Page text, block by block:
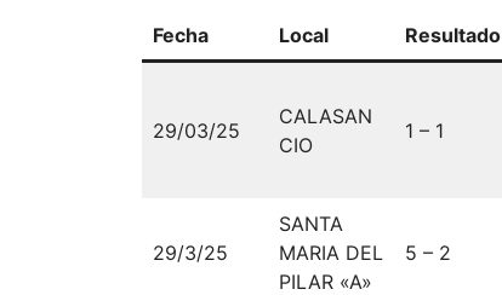
Fecha Local Resultado
29/03/25
CALASAN
CIO
1 – 1
29/3/25
SANTA
MARIA DEL
PILAR «A»
5 – 2